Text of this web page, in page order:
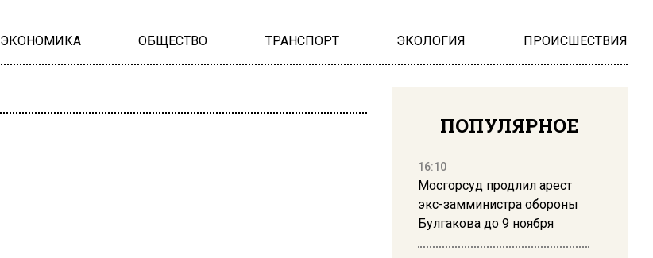
ЭКОНОМИКА ОБЩЕСТВО ТРАНСПОРТ ЭКОЛОГИЯ ПРОИСШЕСТВИЯ
ПОПУЛЯРНОЕ
16:10
Мосгорсуд продлил арест
экс-замминистра обороны
Булгакова до 9 ноября